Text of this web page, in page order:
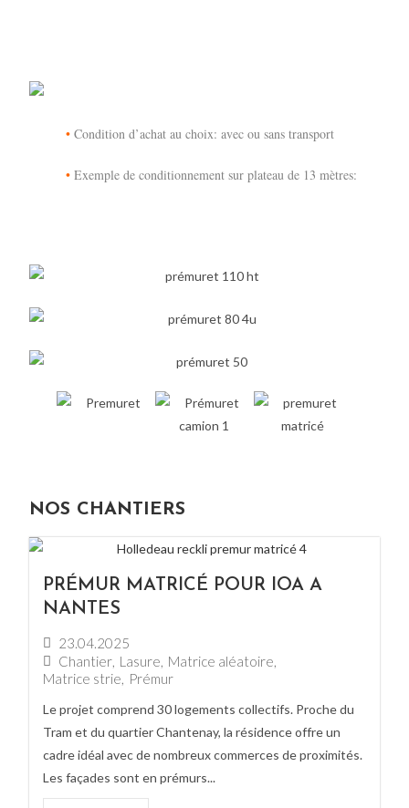
• Condition d’achat au choix: avec ou sans transport
• Exemple de conditionnement sur plateau de 13 mètres:
NOS CHANTIERS
PRÉMUR MATRICÉ POUR IOA A
NANTES
23.04.2025
Chantier, Lasure, Matrice aléatoire,
Matrice strie, Prémur
Le projet comprend 30 logements collectifs. Proche du
Tram et du quartier Chantenay, la résidence offre un
cadre idéal avec de nombreux commerces de proximités.
Les façades sont en prémurs...